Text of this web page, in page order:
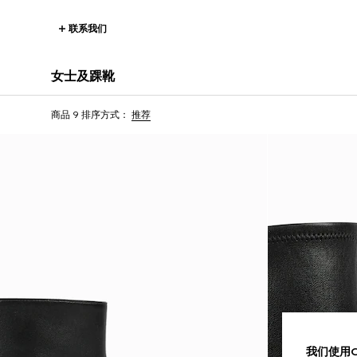
联系我们
女士及踝靴
商品 9 排序方式： 推荐
我们使用